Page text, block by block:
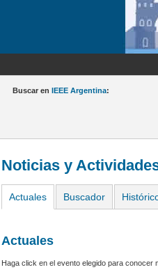
Buscar en IEEE Argentina:
Noticias y
Actuales Buscador
Actuales
Haga click en el evento elegido para conocer